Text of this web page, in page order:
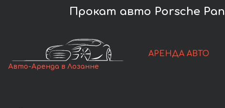
Прокат авто Porsche
Авто-Аренда в Лозанне
АРЕНДА АВТО